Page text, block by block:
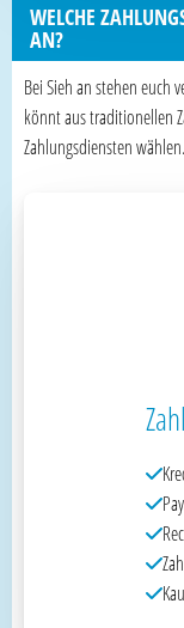
WELCHE
AN?
Bei Sieh an stehen euch
könnt aus traditionellen
Zahlungsdiensten wählen.